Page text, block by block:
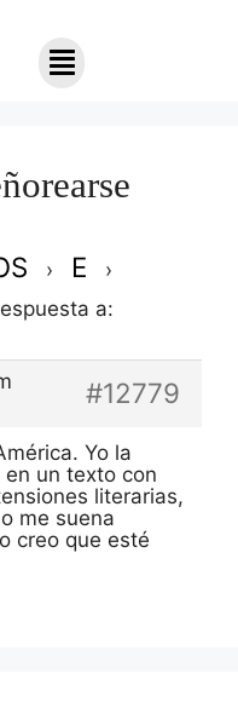
› E ›
a:
#12779
Yo la
en un texto con
literarias,
me suena
creo que esté